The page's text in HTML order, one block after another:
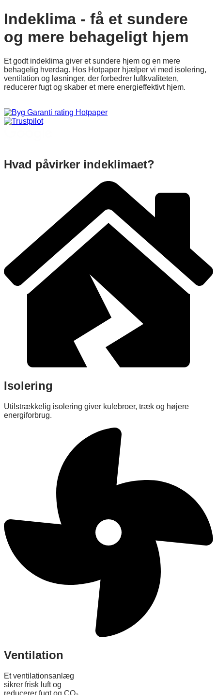
Indeklima - få et sundere
og mere behageligt hjem
Et godt indeklima giver et sundere hjem og en mere
behagelig hverdag. Hos Hotpaper hjælper vi med isolering,
ventilation og løsninger, der forbedrer luftkvaliteten,
reducerer fugt og skaber et mere energieffektivt hjem.
Hvad påvirker indeklimaet?
Isolering
Utilstrækkelig isolering giver kulebroer, træk og højere
energiforbrug.
Ventilation
Et ventilationsanlæg
sikrer frisk luft og